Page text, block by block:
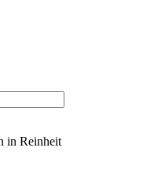
in Reinheit